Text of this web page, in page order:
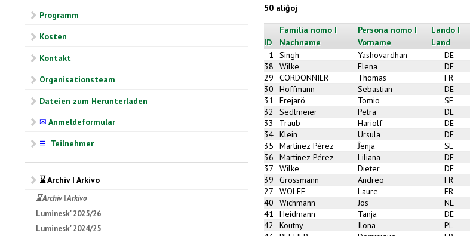
Programm
Kosten
Kontakt
Organisationsteam
Dateien zum Herunterladen
✉ Anmeldeformular
☰ Teilnehmer
⌛ Archiv | Arkivo
⌛ Archiv | Arkivo
Luminesk' 2025/26
Luminesk' 2024/25
50 aliĝoj
ID
Familia nomo |
Nachname
Persona nomo |
Vorname
Lando |
Land
1
Singh Yashovardhan DE
38
Wilke Elena DE
29
CORDONNIER Thomas FR
30
Hoffmann Sebastian DE
31
Frejarö Tomio SE
32
Sedlmeier Petra DE
33
Traub Hariolf DE
34 Klein Ursula DE
35
Martínez Pérez Ĵenja SE
36
Martínez Pérez Liliana DE
37
Wilke Dieter DE
39
Grossmann Andreo FR
27
WOLFF Laure FR
40
Wichmann Jos NL
41
Heidmann Tanja DE
42
Koutny Ilona PL